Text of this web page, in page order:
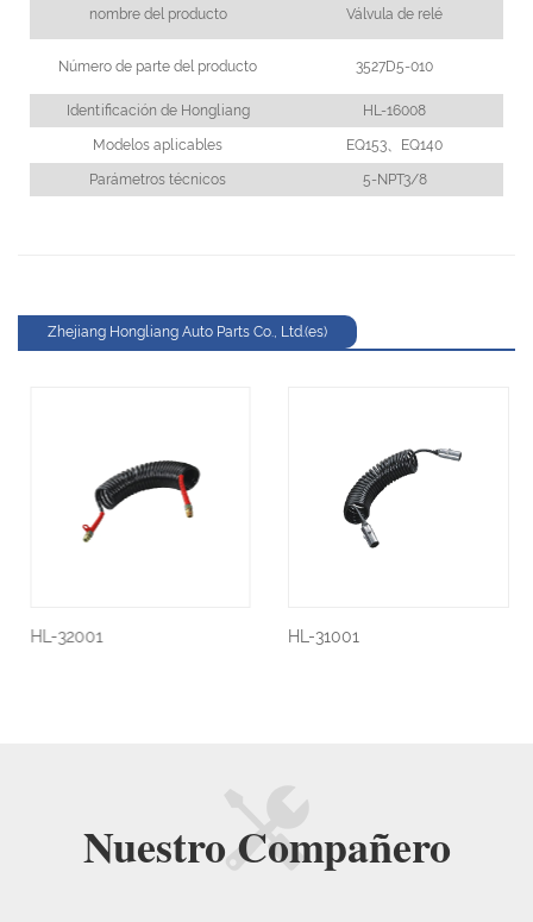
nombre del producto Válvula de relé
Número de parte del producto 3527D5-010
Identificación de Hongliang HL-16008
Modelos aplicables EQ153、EQ140
Parámetros técnicos 5-NPT3/8
Zhejiang Hongliang Auto Parts Co., Ltd.(es)
HL-32001 HL-31001
Nuestro Compañero